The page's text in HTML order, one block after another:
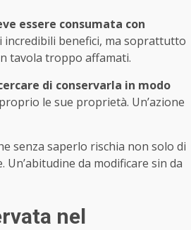
essere consumata con
incredibili benefici, ma soprattutto
tavola troppo affamati.
di conservarla in modo
le sue proprietà. Un’azione
senza saperlo rischia non solo di
da modificare sin da
nel